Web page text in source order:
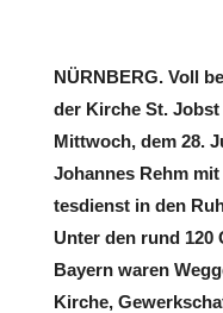
NÜRNBERG. Voll
der Kirche St.
Mittwoch, dem 28.
Johannes Rehm
tes­dienst in den
Unter den rund 120
Bayern waren
Kirche,